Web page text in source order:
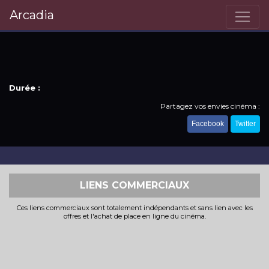
Arcadia
Durée :
Partagez vos envies cinéma :
Facebook Twitter
LIENS COMMERCIAUX
Ces liens commerciaux sont totalement indépendants et sans lien avec les
offres et l'achat de place en ligne du cinéma.